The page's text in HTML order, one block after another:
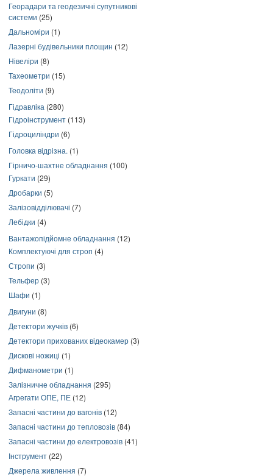
Георадари та геодезичні супутникові
системи (25)
Дальноміри (1)
Лазерні будівельники площин (12)
Нівеліри (8)
Тахеометри (15)
Теодоліти (9)
Гідравліка (280)
Гідроінструмент (113)
Гідроциліндри (6)
Головка відрізна. (1)
Гірничо-шахтне обладнання (100)
Гуркати (29)
Дробарки (5)
Залізовідділювачі (7)
Лебідки (4)
Вантажопідйомне обладнання (12)
Комплектуючі для строп (4)
Стропи (3)
Тельфер (3)
Шафи (1)
Двигуни (8)
Детектори жучків (6)
Детектори прихованих відеокамер (3)
Дискові ножиці (1)
Дифманометри (1)
Залізничне обладнання (295)
Агрегати ОПЕ, ПЕ (12)
Запасні частини до вагонів (12)
Запасні частини до тепловозів (84)
Запасні частини до електровозів (41)
Інструмент (22)
Джерела живлення (7)